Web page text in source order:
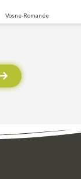
Vosne-Romanée